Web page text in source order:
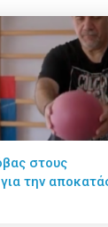
στους
την